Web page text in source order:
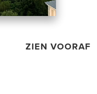
ZIEN VOORAF